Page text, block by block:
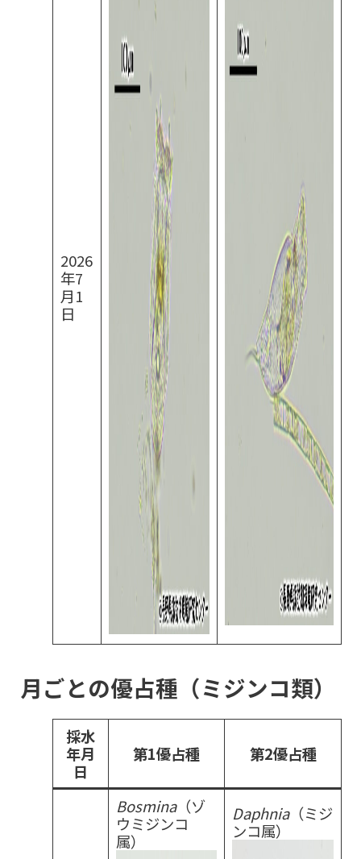
2026
年7
月1
日
月ごとの優占種（ミジンコ類）
採水
年月
日
第1優占種 第2優占種
Bosmina（ゾ
ウミジンコ
属）
Daphnia（ミジ
ンコ属）